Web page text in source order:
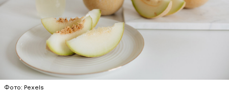
Фото: Pexels
много энергии, чтобы ее усвоить, рассказала
доктор. Кроме того, этот плод богат витаминами и
минералами. Так, в дыне содержатся:
необходим для обновления кожи. Дыня
«делает пилинг изнутри», обновляет
слизистые оболочки органов. А еще именно
бета-каротин обеспечивает дыне желтый
лютеин и зеаксантин — эти каротиноиды
отлично поддерживают наше зрение;
калий — оказывает мочегонное действие,
поддерживает сердечно-сосудистую
ЗДОРОВЬЕ
ПРАВИЛЬНОЕ ПИТАНИЕ
ОВОЩИ
ЛЕТО ФРУКТЫ
натуральную клубнику без
антибиотиков
свойства, — напомнила Писарева.